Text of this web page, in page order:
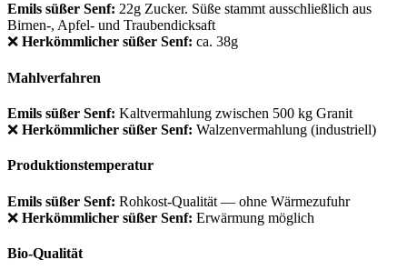
Emils süßer Senf: 22g Zucker. Süße stammt ausschließlich aus
Birnen-, Apfel- und Traubendicksaft
❌ Herkömmlicher süßer Senf: ca. 38g
Mahlverfahren
Emils süßer Senf: Kaltvermahlung zwischen 500 kg Granit
❌ Herkömmlicher süßer Senf: Walzenvermahlung (industriell)
Produktionstemperatur
Emils süßer Senf: Rohkost-Qualität — ohne Wärmezufuhr
❌ Herkömmlicher süßer Senf: Erwärmung möglich
Bio-Qualität